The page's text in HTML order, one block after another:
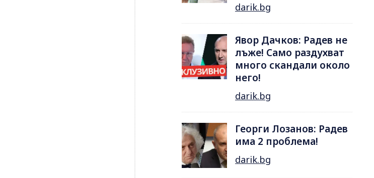
darik.bg
Явор Дачков: Радев не
лъже! Само раздухват
много скандали около
него!
darik.bg
Георги Лозанов: Радев
има 2 проблема!
darik.bg